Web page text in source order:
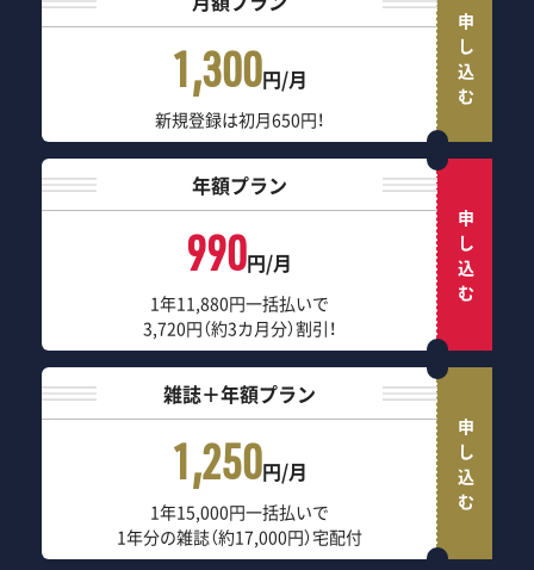
1,300円/月
新規登録は初月650円！
申し込む
年額プラン
990円/月
1年11,880円一括払いで
3,720円（約3カ月分）割引！
申し込む
雑誌＋年額プラン
1,250円/月
1年15,000円一括払いで
1年分の雑誌（約17,000円）宅配付
申し込む